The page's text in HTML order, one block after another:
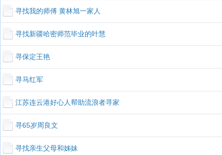
寻找我的师傅 黄林旭一家人
寻找新疆哈密师范毕业的叶慧
寻保定王艳
寻马红军
江苏连云港好心人帮助流浪者寻家
寻65岁周良文
寻找亲生父母和姊妹